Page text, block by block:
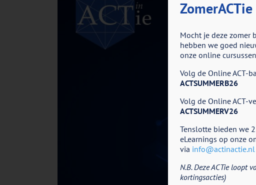
ZomerACTie
Mocht je deze zomer
hebben we goed
onze online
Volg de Online ACT-
ACTSUMMERB26
Volg de Online ACT-
ACTSUMMERV26
Tenslotte bieden we
eLearnings op onze
via info@actinactie.nl
N.B. Deze ACTie loopt
kortingsacties)